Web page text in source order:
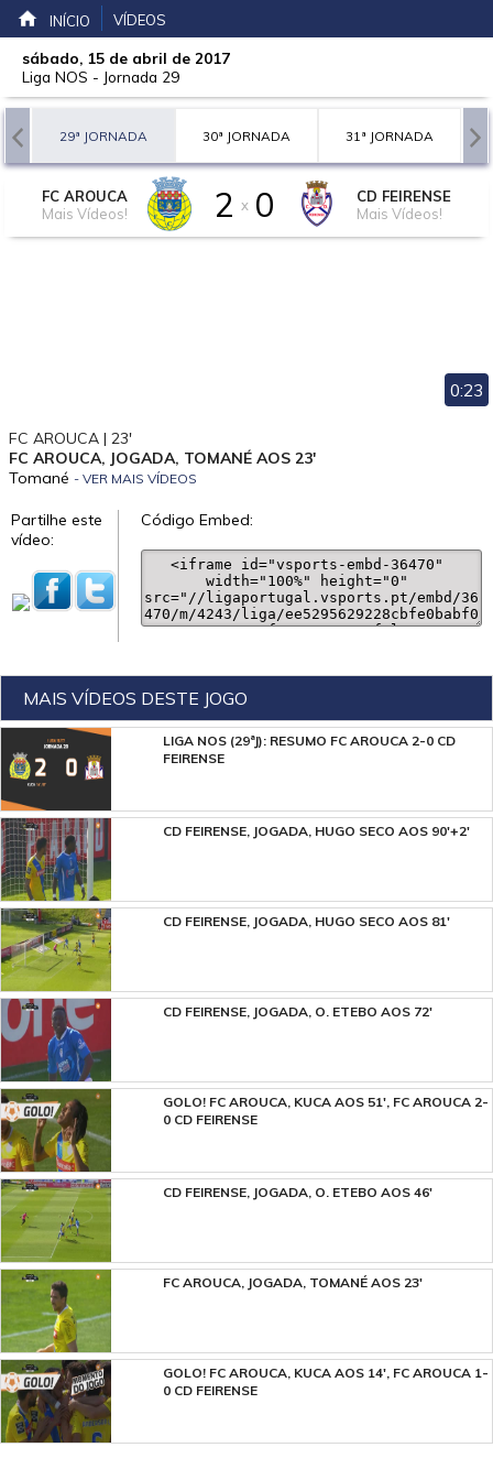
INÍCIO VÍDEOS
sábado, 15 de abril de 2017
Liga NOS - Jornada 29
29ª JORNADA 30ª JORNADA 31ª JORNADA
FC AROUCA
Mais Vídeos!
2 x 0
CD FEIRENSE
Mais Vídeos!
0:23
FC AROUCA | 23'
FC AROUCA, JOGADA, TOMANÉ AOS 23'
Tomané - VER MAIS VÍDEOS
Partilhe este
vídeo:
Código Embed:
MAIS VÍDEOS DESTE JOGO
LIGA NOS (29ªJ): RESUMO FC AROUCA 2-0 CD
FEIRENSE
CD FEIRENSE, JOGADA, HUGO SECO AOS 90'+2'
CD FEIRENSE, JOGADA, HUGO SECO AOS 81'
CD FEIRENSE, JOGADA, O. ETEBO AOS 72'
GOLO! FC AROUCA, KUCA AOS 51', FC AROUCA 2-
0 CD FEIRENSE
CD FEIRENSE, JOGADA, O. ETEBO AOS 46'
FC AROUCA, JOGADA, TOMANÉ AOS 23'
GOLO! FC AROUCA, KUCA AOS 14', FC AROUCA 1-
0 CD FEIRENSE